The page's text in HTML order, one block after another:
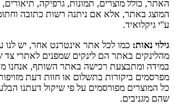
האתר, כולל מוצרים, תמונות, גרפיקה,
המוצג באתר, אלא אם ניתנה רשות כתובה
ע''י גיקלואיד.
גילוי נאות: כמו לכל אתר אינטרנט אחר, יש לנו
מהלינקים באתר הם לינקים שמפנים לאתרי צד
במידה ומתבצעת רכישה באתר השותף, אנחנו
מפרסמים ביקורות בתשלום או חוות דעת
כל המוצרים מפורסמים על פי שיקול דעתנו
שהם מגניבים.